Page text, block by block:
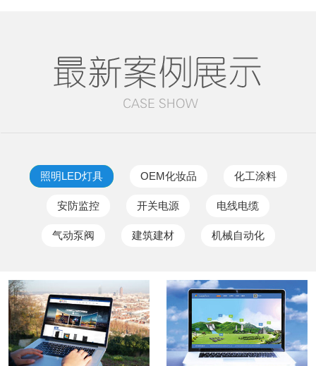
照明LED灯具 OEM化妆品 化工涂料
安防监控 开关电源 电线电缆
气动泵阀 建筑建材 机械自动化